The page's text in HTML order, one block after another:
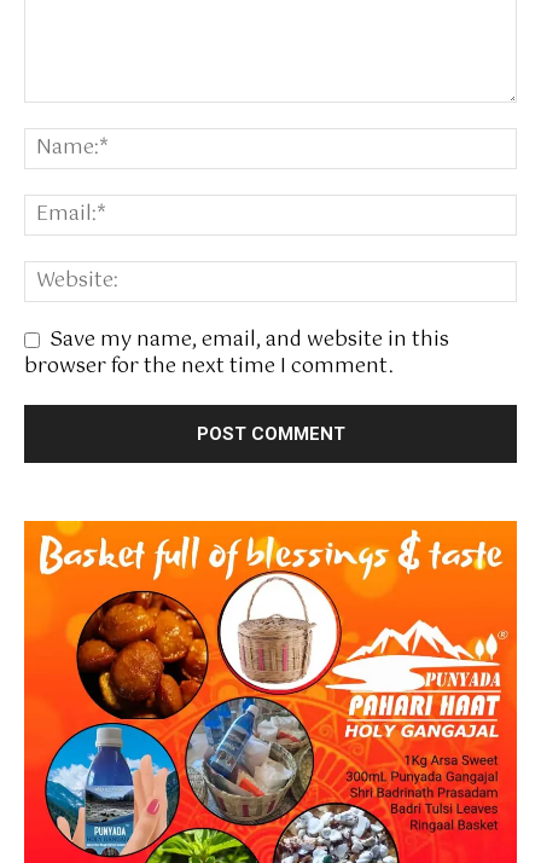
Save my name, email, and website in this
browser for the next time I comment.